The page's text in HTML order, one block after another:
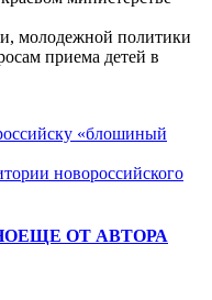
молодежной политики
приема детей в
«блошиный
новороссийского
ЕЩЕ ОТ АВТОРА